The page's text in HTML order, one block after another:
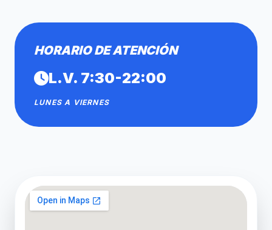
HORARIO DE ATENCIÓN
L.V. 7:30-22:00
LUNES A VIERNES